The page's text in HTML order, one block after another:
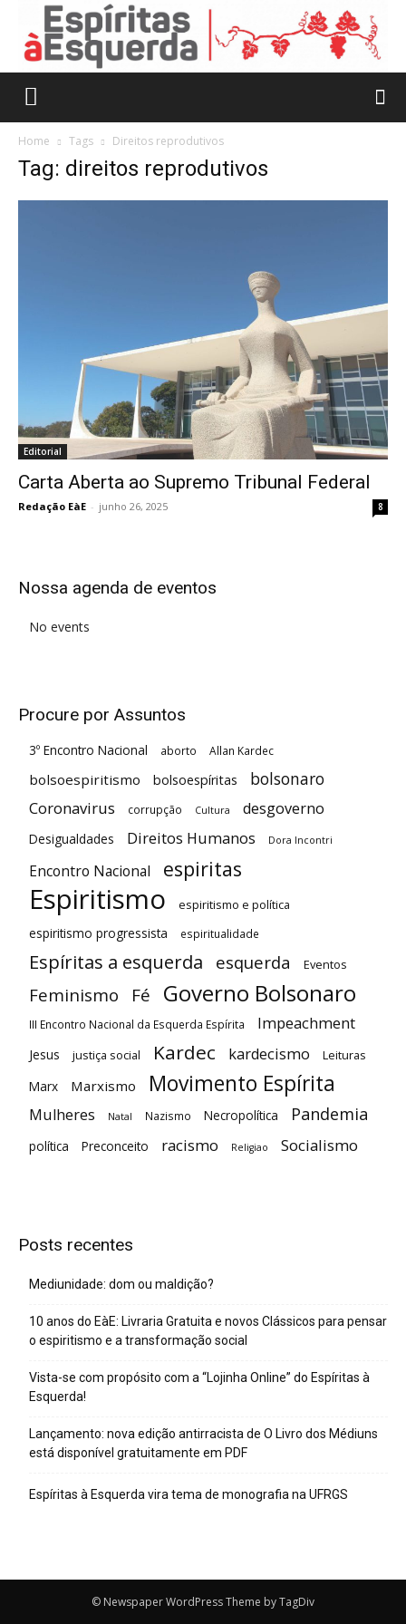
Home Tags Direitos reprodutivos
Tag: direitos reprodutivos
Editorial
Carta Aberta ao Supremo Tribunal Federal
Redação EàE - junho 26, 2025 8
Nossa agenda de eventos
No events
Procure por Assuntos
3º Encontro Nacional aborto Allan Kardec
bolsoespiritismo bolsoespíritas bolsonaro
Coronavirus corrupção Cultura desgoverno
Desigualdades Direitos Humanos Dora Incontri
Encontro Nacional espiritas
Espiritismo espiritismo e política
espiritismo progressista espiritualidade
Espíritas a esquerda esquerda Eventos
Feminismo Fé Governo Bolsonaro
III Encontro Nacional da Esquerda Espírita Impeachment
Jesus justiça social Kardec kardecismo Leituras
Marx Marxismo Movimento Espírita
Mulheres Natal Nazismo Necropolítica Pandemia
política Preconceito racismo Religiao Socialismo
Posts recentes
Mediunidade: dom ou maldição?
10 anos do EàE: Livraria Gratuita e novos Clássicos para pensar
o espiritismo e a transformação social
Vista-se com propósito com a “Lojinha Online” do Espíritas à
Esquerda!
Lançamento: nova edição antirracista de O Livro dos Médiuns
está disponível gratuitamente em PDF
Espíritas à Esquerda vira tema de monografia na UFRGS
© Newspaper WordPress Theme by TagDiv